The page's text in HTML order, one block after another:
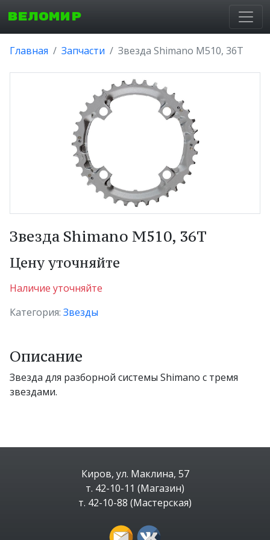
ВЕЛОМИР
Главная Запчасти Звезда Shimano M510, 36T
Звезда Shimano M510, 36T
Цену уточняйте
Наличие уточняйте
Категория: Звезды
Описание
Звезда для разборной системы Shimano с тремя
звездами.
Киров, ул. Маклина, 57
т. 42-10-11 (Магазин)
т. 42-10-88 (Мастерская)